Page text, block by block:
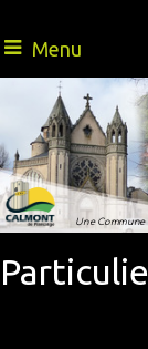
Menu
Une